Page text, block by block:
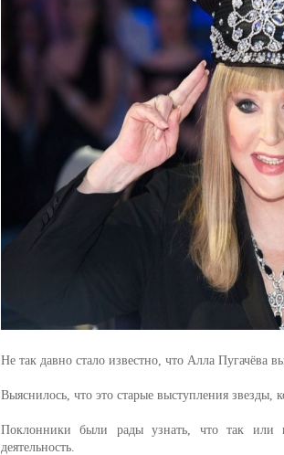
Не так давно стало известно, что Алла Пугачёва
Выяснилось, что это старые выступления звезды,
Поклонники были рады узнать, что так или
деятельность.